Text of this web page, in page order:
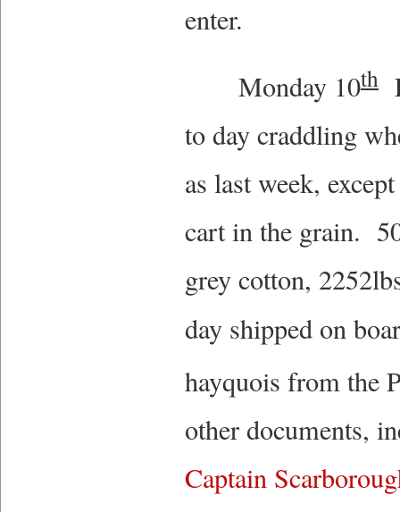
enter.
Monday 10th
to day craddling
as last week,
cart in the grain.
grey cotton,
day shipped on
hayquois from the
other documents,
Captain